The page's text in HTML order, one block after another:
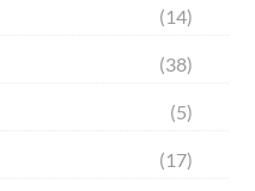
(14)
(38)
(5)
(17)